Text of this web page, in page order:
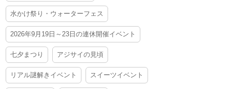
水かけ祭り・ウォーターフェス
2026年9月19日～23日の連休開催イベント
七夕まつり アジサイの見頃
リアル謎解きイベント スイーツイベント